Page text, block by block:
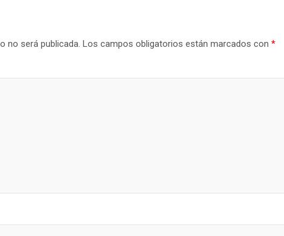
no será publicada. Los campos obligatorios están marcados con *